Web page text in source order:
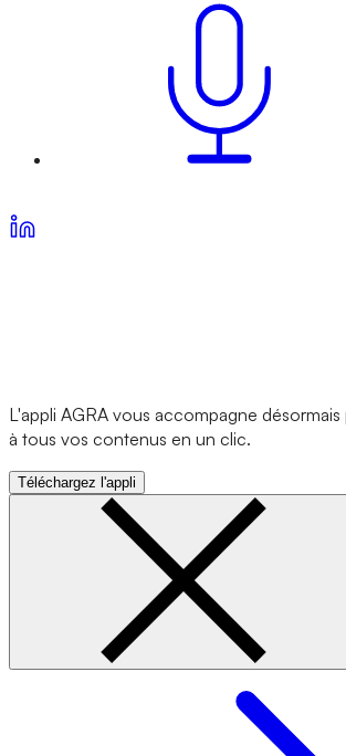
L'appli AGRA vous accompagne
à tous vos contenus en un clic.
Téléchargez l'appli